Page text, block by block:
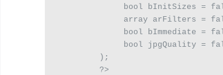
bool bInitSizes =
array arFilters =
bool bImmediate =
bool jpgQuality =
          );
          ?>